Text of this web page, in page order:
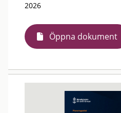
2026
Öppna dokument